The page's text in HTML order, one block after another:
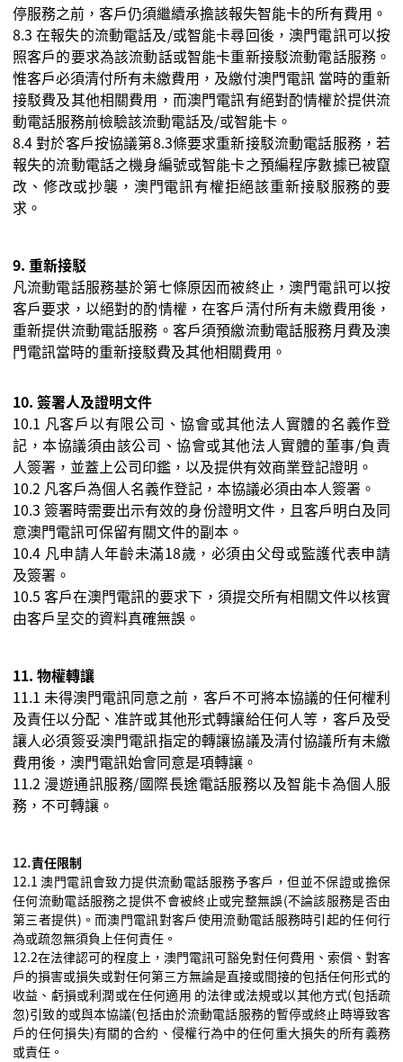
停服務之前，客戶仍須繼續承擔該報失智能卡的所有費用。
8.3在報失的流動電話及/或智能卡尋回後，澳門電訊可以按
照客戶的要求為該流動話或智能卡重新接駁流動電話服務。
惟客戶必須清付所有未繳費用，及繳付澳門電訊 當時的重新
接駁費及其他相關費用，而澳門電訊有絕對酌情權於提供流
動電話服務前檢驗該流動電話及/或智能卡。
8.4對於客戶按協議第8.3條要求重新接駁流動電話服務，若
報失的流動電話之機身編號或智能卡之預編程序數據已被竄
改、修改或抄襲，澳門電訊有權拒絕該重新接駁服務的要
求。
9. 重新接駁
凡流動電話服務基於第七條原因而被終止，澳門電訊可以按
客戶要求，以絕對的酌情權，在客戶清付所有未繳費用後，
重新提供流動電話服務。客戶須預繳流動電話服務月費及澳
門電訊當時的重新接駁費及其他相關費用。
10. 簽署人及證明文件
10.1 凡客戶以有限公司、協會或其他法人實體的名義作登
記，本協議須由該公司、協會或其他法人實體的董事/負責
人簽署，並蓋上公司印鑑，以及提供有效商業登記證明。
10.2 凡客戶為個人名義作登記，本協議必須由本人簽署。
10.3簽署時需要出示有效的身份證明文件，且客戶明白及同
意澳門電訊可保留有關文件的副本。
10.4 凡申請人年齡未滿18歲，必須由父母或監護代表申請
及簽署。
10.5客戶在澳門電訊的要求下，須提交所有相關文件以核實
由客戶呈交的資料真確無誤。
11. 物權轉讓
11.1未得澳門電訊同意之前，客戶不可將本協議的任何權利
及責任以分配、准許或其他形式轉讓給任何人等，客戶及受
讓人必須簽妥澳門電訊指定的轉讓協議及清付協議所有未繳
費用後，澳門電訊始會同意是項轉讓。
11.2 漫遊通訊服務/國際長途電話服務以及智能卡為個人服
務，不可轉讓。
12.責任限制
12.1澳門電訊會致力提供流動電話服務予客戶，但並不保證或擔保
任何流動電話服務之提供不會被終止或完整無誤(不論該服務是否由
第三者提供) 。而澳門電訊對客戶使用流動電話服務時引起的任何行
為或疏忽無須負上任何責任。
12.2在法律認可的程度上，澳門電訊可豁免對任何費用、索償、對客
戶的損害或損失或對任何第三方無論是直接或間接的包括任何形式的
收益、虧損或利潤或在任何適用 的法律或法規或以其他方式(包括疏
忽)引致的或與本協議(包括由於流動電話服務的暫停或終止時導致客
戶的任何損失)有關的合約、侵權行為中的任何重大損失的所有義務
或責任。